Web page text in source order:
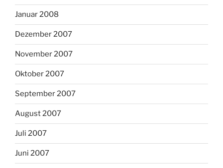
Januar 2008
Dezember 2007
November 2007
Oktober 2007
September 2007
August 2007
Juli 2007
Juni 2007